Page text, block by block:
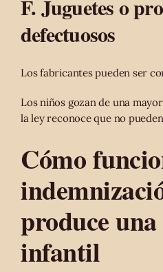
F. Juguetes o
defectuosos
Los fabricantes pueden ser
Los niños gozan de una
la ley reconoce que no
Cómo
produce
infantil